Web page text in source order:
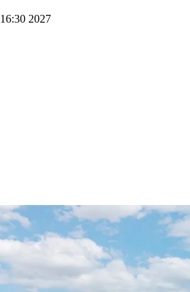
16:30 2027